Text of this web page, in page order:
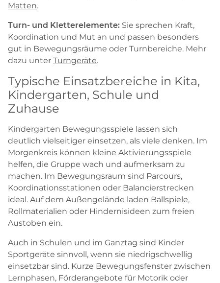
Matten.
Turn- und Kletterelemente: Sie sprechen Kraft,
Koordination und Mut an und passen besonders
gut in Bewegungsräume oder Turnbereiche. Mehr
dazu unter Turngeräte.
Typische Einsatzbereiche in Kita,
Kindergarten, Schule und
Zuhause
Kindergarten Bewegungsspiele lassen sich
deutlich vielseitiger einsetzen, als viele denken. Im
Morgenkreis können kleine Aktivierungsspiele
helfen, die Gruppe wach und aufmerksam zu
machen. Im Bewegungsraum sind Parcours,
Koordinationsstationen oder Balancierstrecken
ideal. Auf dem Außengelände laden Ballspiele,
Rollmaterialien oder Hindernisideen zum freien
Austoben ein.
Auch in Schulen und im Ganztag sind Kinder
Sportgeräte sinnvoll, wenn sie niedrigschwellig
einsetzbar sind. Kurze Bewegungsfenster zwischen
Lernphasen, Förderangebote für Motorik oder